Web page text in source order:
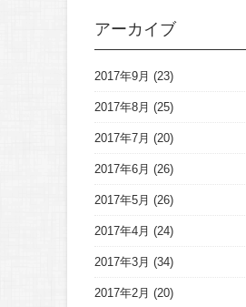
アーカイブ
2017年9月 (23)
2017年8月 (25)
2017年7月 (20)
2017年6月 (26)
2017年5月 (26)
2017年4月 (24)
2017年3月 (34)
2017年2月 (20)